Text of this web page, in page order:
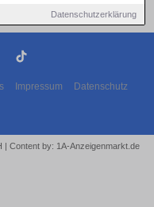
Datenschutzerklärung
Impressum Datenschutz
Content by: 1A-Anzeigenmarkt.de